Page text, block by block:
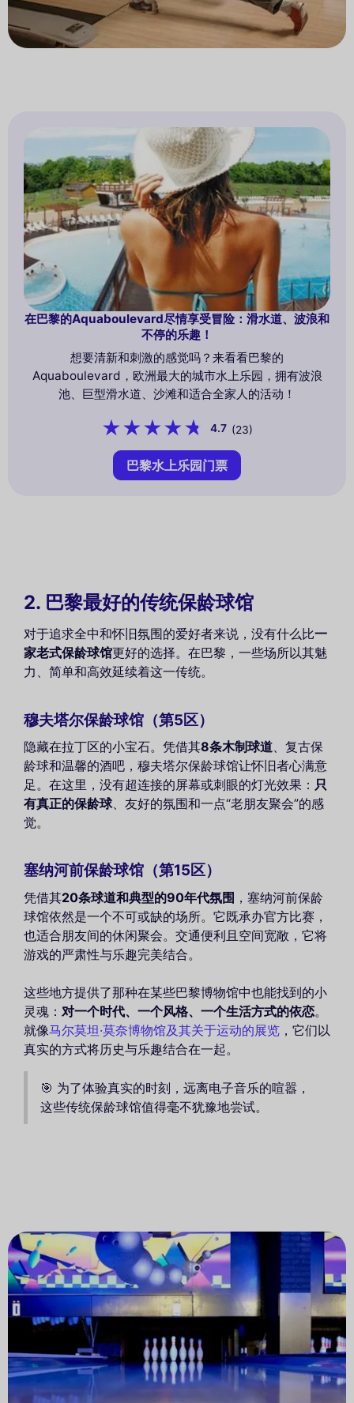
在巴黎的Aquaboulevard尽情享受冒险：滑水道、波浪和
不停的乐趣！
想要清新和刺激的感觉吗？来看看巴黎的
Aquaboulevard，欧洲最大的城市水上乐园，拥有波浪
池、巨型滑水道、沙滩和适合全家人的活动！
4.7 (23)
巴黎水上乐园门票
2. 巴黎最好的传统保龄球馆
对于追求全中和怀旧氛围的爱好者来说，没有什么比一
家老式保龄球馆更好的选择。在巴黎，一些场所以其魅
力、简单和高效延续着这一传统。
穆夫塔尔保龄球馆（第5区）
隐藏在拉丁区的小宝石。凭借其8条木制球道 、复古保
龄球和温馨的酒吧，穆夫塔尔保龄球馆让怀旧者心满意
足。在这里，没有超连接的屏幕或刺眼的灯光效果： 只
有真正的保龄球、友好的氛围和一点“老朋友聚会”的感
觉。
塞纳河前保龄球馆（第15区）
凭借其20条球道和典型的90年代氛围 ，塞纳河前保龄
球馆依然是一个不可或缺的场所。它既承办官方比赛，
也适合朋友间的休闲聚会。交通便利且空间宽敞，它将
游戏的严肃性与乐趣完美结合。
这些地方提供了那种在某些巴黎博物馆中也能找到的小
灵魂： 对一个时代、一个风格、一个生活方式的依恋。
就像马尔莫坦·莫奈博物馆及其关于运动的展览 ，它们以
真实的方式将历史与乐趣结合在一起。
🎯 为了体验真实的时刻，远离电子音乐的喧嚣，
这些传统保龄球馆值得毫不犹豫地尝试。